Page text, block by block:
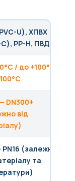
U), ХПВХ
PP-H, ПВДФ
/ до +100°C
DN300+
від
PN16 (залежно
та